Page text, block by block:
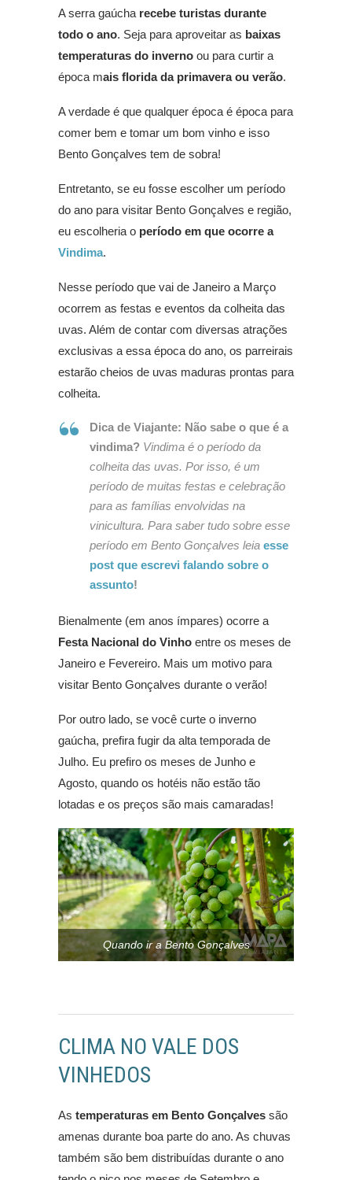
A serra gaúcha recebe turistas durante
todo o ano. Seja para aproveitar as baixas
temperaturas do inverno ou para curtir a
época mais florida da primavera ou verão.
A verdade é que qualquer época é época para
comer bem e tomar um bom vinho e isso
Bento Gonçalves tem de sobra!
Entretanto, se eu fosse escolher um período
do ano para visitar Bento Gonçalves e região,
eu escolheria o período em que ocorre a
Vindima.
Nesse período que vai de Janeiro a Março
ocorrem as festas e eventos da colheita das
uvas. Além de contar com diversas atrações
exclusivas a essa época do ano, os parreirais
estarão cheios de uvas maduras prontas para
colheita.
Dica de Viajante: Não sabe o que é a
vindima? Vindima é o período da
colheita das uvas. Por isso, é um
período de muitas festas e celebração
para as famílias envolvidas na
vinicultura. Para saber tudo sobre esse
período em Bento Gonçalves leia esse
post que escrevi falando sobre o
assunto!
Bienalmente (em anos ímpares) ocorre a
Festa Nacional do Vinho entre os meses de
Janeiro e Fevereiro. Mais um motivo para
visitar Bento Gonçalves durante o verão!
Por outro lado, se você curte o inverno
gaúcha, prefira fugir da alta temporada de
Julho. Eu prefiro os meses de Junho e
Agosto, quando os hotéis não estão tão
lotadas e os preços são mais camaradas!
Quando ir a Bento Gonçalves
CLIMA NO VALE DOS
VINHEDOS
As temperaturas em Bento Gonçalves são
amenas durante boa parte do ano. As chuvas
também são bem distribuídas durante o ano